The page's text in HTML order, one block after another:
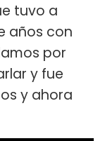
tuvo a
años con
por
y fue
y ahora